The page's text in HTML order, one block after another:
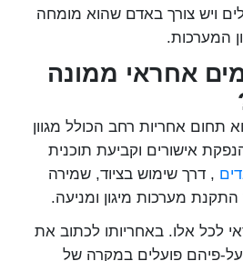
ויש צורך באדם שהוא מומחה
המערכות.
אחראי ממונה
תחום אחריות רחב הכולל מגוון
אישורים וקביעת תוכנית
, דרך שימוש בציוד, שמירה
מערכות מיגון ומניעה.
לכל אלו. באחריותו לכתוב את
פיהם פועלים במקרה של